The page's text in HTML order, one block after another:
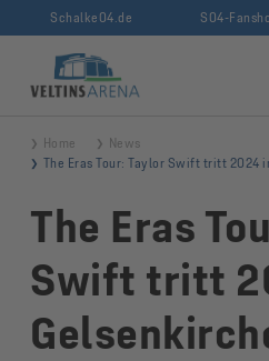
Schalke04.de S04-
VELTINS-Arena
Home
News
The Eras Tour: Taylor Swift tritt 2024
The Eras
Swift tritt